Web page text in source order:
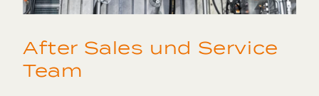
After Sales und Service
Team